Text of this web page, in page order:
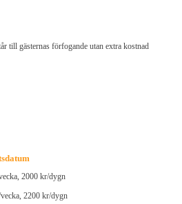
till gästernas förfogande utan extra kostnad
2000 kr/dygn
2200 kr/dygn